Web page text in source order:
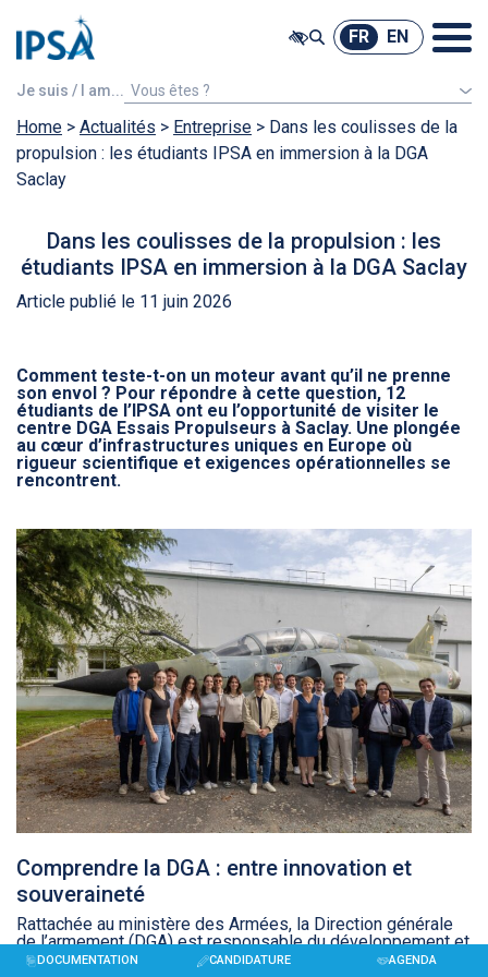
@ -0,0 +1,7 @@
FR EN
Je suis / I am... Vous êtes ?
Un étudiant étranger
DOCUMENTATION CANDIDATURE AGENDA
Home > Actualités > Entreprise > Dans les coulisses de la
propulsion : les étudiants IPSA en immersion à la DGA
Saclay
Dans les coulisses de la propulsion : les
étudiants IPSA en immersion à la DGA Saclay
Article publié le 11 juin 2026
Comment teste-t-on un moteur avant qu’il ne prenne
son envol ? Pour répondre à cette question, 12
étudiants de l’IPSA ont eu l’opportunité de visiter le
centre DGA Essais Propulseurs à Saclay. Une plongée
au cœur d’infrastructures uniques en Europe où
rigueur scientifique et exigences opérationnelles se
rencontrent.
Comprendre la DGA : entre innovation et
souveraineté
Rattachée au ministère des Armées, la Direction générale
de l’armement (DGA) est responsable du développement et
de l’évaluation des équipements destinés aux forces